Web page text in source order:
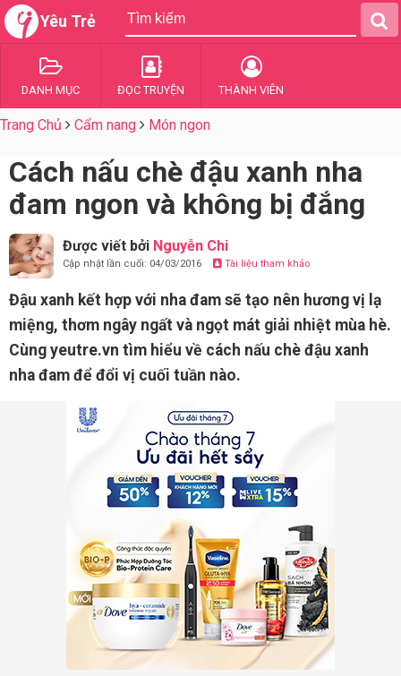
Yêu Trẻ
DANH MỤC ĐỌC TRUYỆN THÀNH VIÊN
Trang Chủ Cẩm nang Món ngon
Cách nấu chè đậu xanh nha
đam ngon và không bị đắng
Được viết bởi Nguyễn Chi
Cập nhật lần cuối: 04/03/2016 Tài liệu tham khảo
Đậu xanh kết hợp với nha đam sẽ tạo nên hương vị lạ
miệng, thơm ngây ngất và ngọt mát giải nhiệt mùa hè.
Cùng yeutre.vn tìm hiểu về cách nấu chè đậu xanh
nha đam để đổi vị cuối tuần nào.